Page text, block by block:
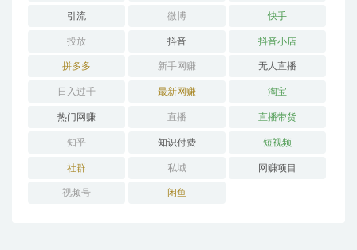
引流 微博 快手
投放 抖音 抖音小店
拼多多 新手网赚 无人直播
日入过千 最新网赚 淘宝
热门网赚 直播 直播带货
知乎 知识付费 短视频
社群 私域 网赚项目
视频号 闲鱼